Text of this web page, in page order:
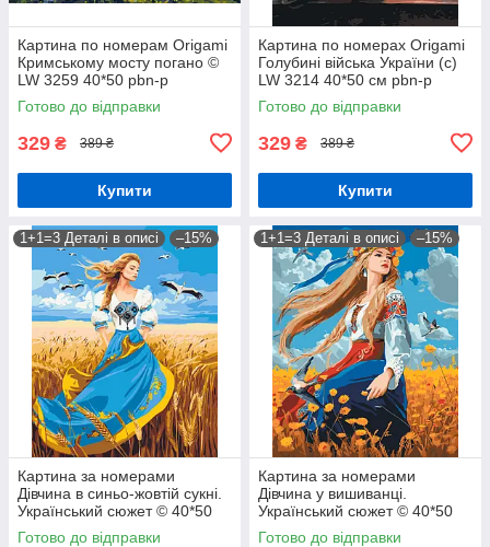
Картина по номерам Origamі
Кримському мосту погано ©
LW 3259 40*50 pbn-p
Готово до відправки
329 ₴ 389 ₴
Купити
Картина по номерах Origamі
Голубині війська України (с)
LW 3214 40*50 см pbn-p
Готово до відправки
329 ₴ 389 ₴
Купити
1+1=3 Деталі в описі –15%
Картина за номерами
Дівчина в синьо-жовтій сукні.
Український сюжет © 40*50
см Орігамі LW 32580
Готово до відправки
1+1=3 Деталі в описі –15%
Картина за номерами
Дівчина у вишиванці.
Український сюжет © 40*50
см Орігамі LW 31530 pbn-p
Готово до відправки